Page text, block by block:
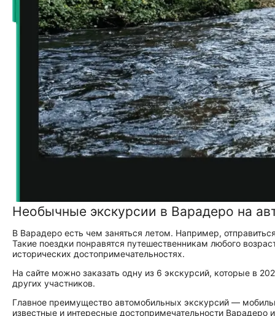
Необычные экскурсии в Варадеро на
В Варадеро есть чем заняться летом. Например,
Такие поездки понравятся путешественникам любого
исторических достопримечательностях.
На сайте можно заказать одну из 6 экскурсий, которые в
других участников.
Главное преимущество автомобильных экскурсий —
известные и интересные достопримечательности